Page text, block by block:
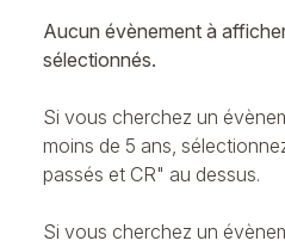
Aucun évènement à
sélectionnés.
Si vous cherchez un
moins de 5 ans,
passés et CR" au dessus.
Si vous cherchez un